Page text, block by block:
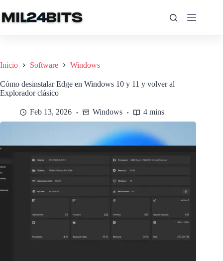
al
contenido
Inicio Software Windows
Cómo desinstalar Edge en Windows 10 y 11 y volver al
Explorador clásico
Feb 13, 2026 Windows 4 mins